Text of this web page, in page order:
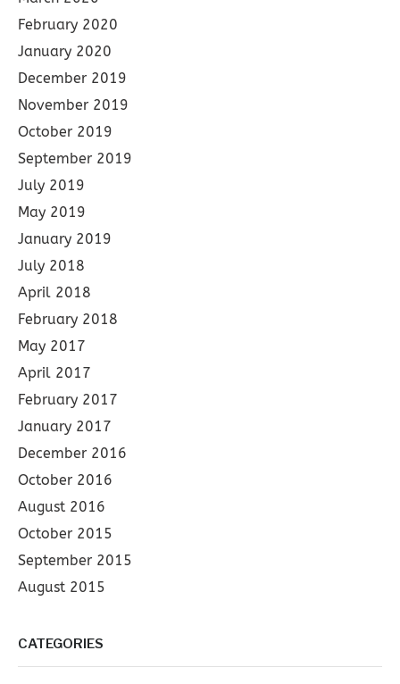
February 2020
January 2020
December 2019
November 2019
October 2019
September 2019
July 2019
May 2019
January 2019
July 2018
April 2018
February 2018
May 2017
April 2017
February 2017
January 2017
December 2016
October 2016
August 2016
October 2015
September 2015
August 2015
CATEGORIES